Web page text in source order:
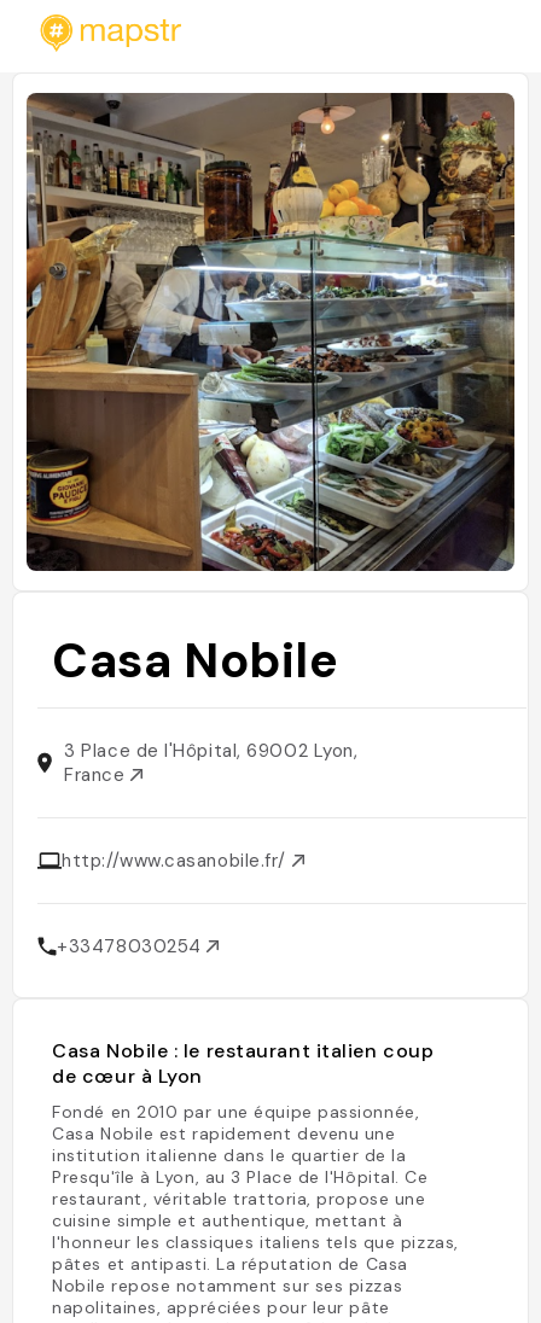
Casa Nobile
3 Place de l'Hôpital, 69002 Lyon,
France
http://www.casanobile.fr/
+33478030254
Casa Nobile : le restaurant italien coup
de cœur à Lyon
Fondé en 2010 par une équipe passionnée,
Casa Nobile est rapidement devenu une
institution italienne dans le quartier de la
Presqu'île à Lyon, au 3 Place de l'Hôpital. Ce
restaurant, véritable trattoria, propose une
cuisine simple et authentique, mettant à
l'honneur les classiques italiens tels que pizzas,
pâtes et antipasti. La réputation de Casa
Nobile repose notamment sur ses pizzas
napolitaines, appréciées pour leur pâte